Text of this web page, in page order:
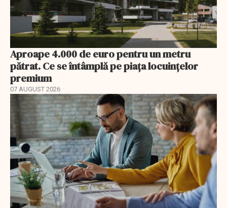
Aproape 4.000 de euro pentru un metru
pătrat. Ce se întâmplă pe piața locuințelor
premium
07 AUGUST 2026